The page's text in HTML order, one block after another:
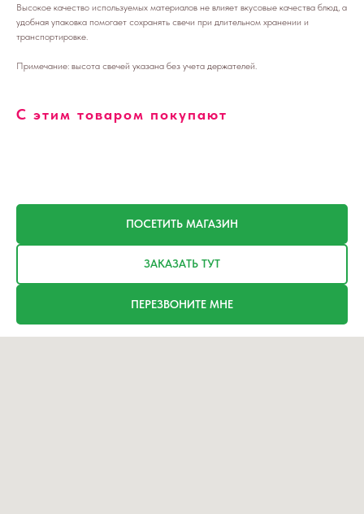
Высокое качество используемых материалов не влияет вкусовые качества блюд, а
удобная упаковка помогает сохранять свечи при длительном хранении и
транспортировке.
Примечание: высота свечей указана без учета держателей.
С этим товаром покупают
ПОСЕТИТЬ МАГАЗИН
ЗАКАЗАТЬ ТУТ
ПЕРЕЗВОНИТЕ МНЕ